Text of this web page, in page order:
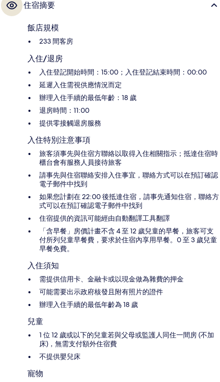
住宿摘要
飯店規模
233 間客房
入住/退房
入住登記開始時間：15:00；入住登記結束時間：00:00
延遲入住需視供應情況而定
辦理入住手續的最低年齡：18 歲
退房時間：11:00
提供零接觸退房服務
入住特別注意事項
旅客須事先與住宿方聯絡以取得入住相關指示；抵達住宿時
櫃台會有服務人員接待旅客
請事先與住宿聯絡安排入住事宜，聯絡方式可以在預訂確認
電子郵件中找到
如果您計劃在 22:00 後抵達住宿，請事先通知住宿，聯絡方
式可以在預訂確認電子郵件中找到
住宿提供的資訊可能經由自動翻譯工具翻譯
「含早餐」房價計畫不含 4 至 12 歲兒童的早餐，旅客可支
付所列兒童早餐費，要求於住宿內享用早餐。0 至 3 歲兒童
早餐免費。
入住須知
需提供信用卡、金融卡或以現金做為雜費的押金
可能需要出示政府核發且附有照片的證件
辦理入住手續的最低年齡為 18 歲
兒童
1 位 12 歲或以下的兒童若與父母或監護人同住一間房 (不加
床)，無需支付額外住宿費
不提供嬰兒床
寵物